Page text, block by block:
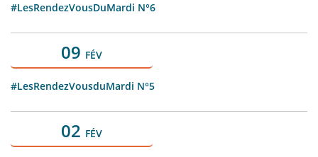
#LesRendezVousDuMardi N°6
09 FÉV
#LesRendezVousduMardi N°5
02 FÉV